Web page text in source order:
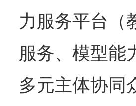
力服务平台（
服务、模型能
多元主体协同